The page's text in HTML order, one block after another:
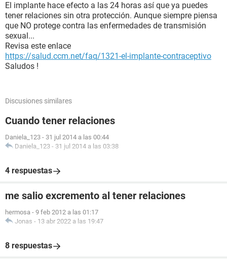
El implante hace efecto a las 24 horas así que ya puedes
tener relaciones sin otra protección. Aunque siempre piensa
que NO protege contra las enfermedades de transmisión
sexual...
Revisa este enlace
https://salud.ccm.net/faq/1321-el-implante-contraceptivo
Saludos !
Discusiones similares
Cuando tener relaciones
Daniela_123 - 31 jul 2014 a las 00:44
Daniela_123 - 31 jul 2014 a las 03:38
4 respuestas
me salio excremento al tener relaciones
hermosa - 9 feb 2012 a las 01:17
Jonas - 13 abr 2022 a las 19:47
8 respuestas